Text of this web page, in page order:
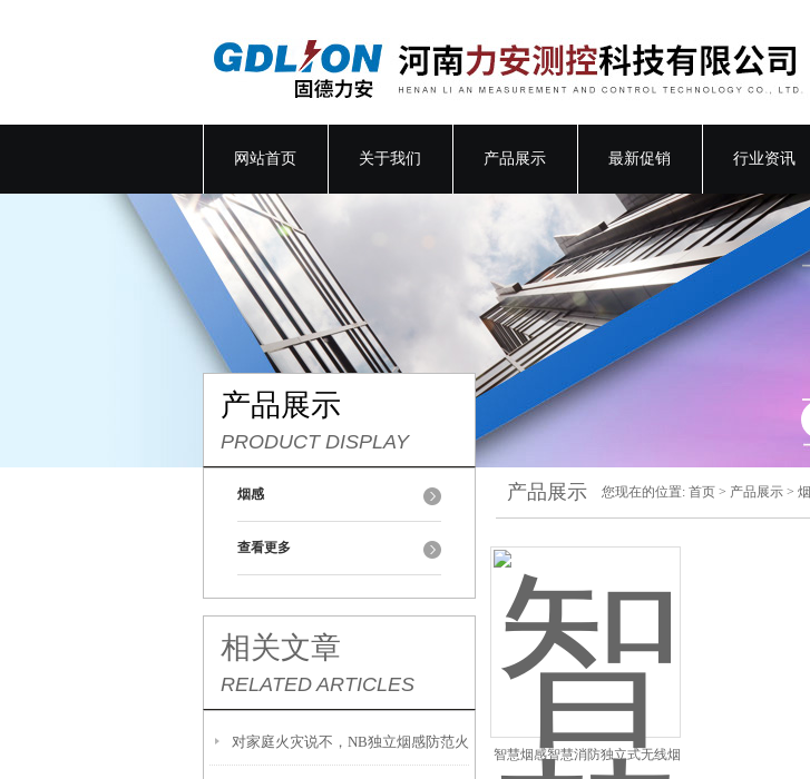
网站首页 关于我们 产品展示 最新促销 行业资讯
产品展示
PRODUCT DISPLAY
烟感
查看更多
相关文章
RELATED ARTICLES
对家庭火灾说不，NB独立烟感防范火
产品展示 您现在的位置: 首页 > 产品展示 >
智慧烟感智慧消防独立式无线烟